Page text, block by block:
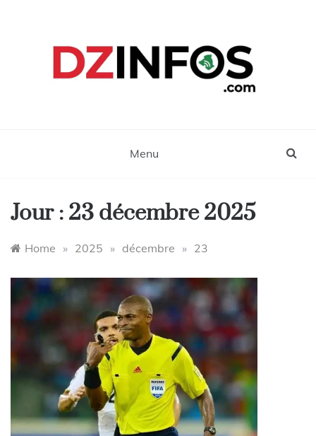
Menu
Jour : 23 décembre 2025
Home » 2025 » décembre » 23